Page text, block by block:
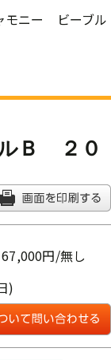
モニー ビーブル
Ｂ ２０
67,000円/無し
)